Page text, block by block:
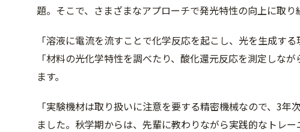
題。そこで、さまざまなアプローチで発光特性の向上に取り
「溶液に電流を流すことで化学反応を起こし、光を生成す
「材料の光化学特性を調べたり、酸化還元反応を測定しな
ます。
「実験機材は取り扱いに注意を要する精密機械なので、3
ました。秋学期からは、先輩に教わりながら実践的なトレ